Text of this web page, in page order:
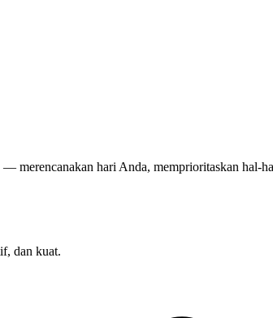
hari Anda, memprioritaskan hal-
dan kuat.